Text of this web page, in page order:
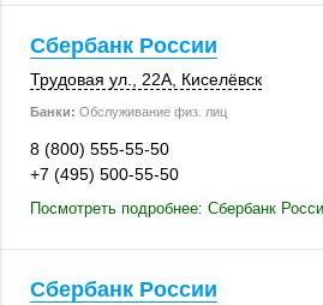
Сбербанк России
Трудовая ул. 22А Киселёвск
Банки: Обслуживание физ. лиц
8 (800) 555-55-50
+7 (495) 500-55-50
Посмотреть подробнее: Сбербанк
Сбербанк России